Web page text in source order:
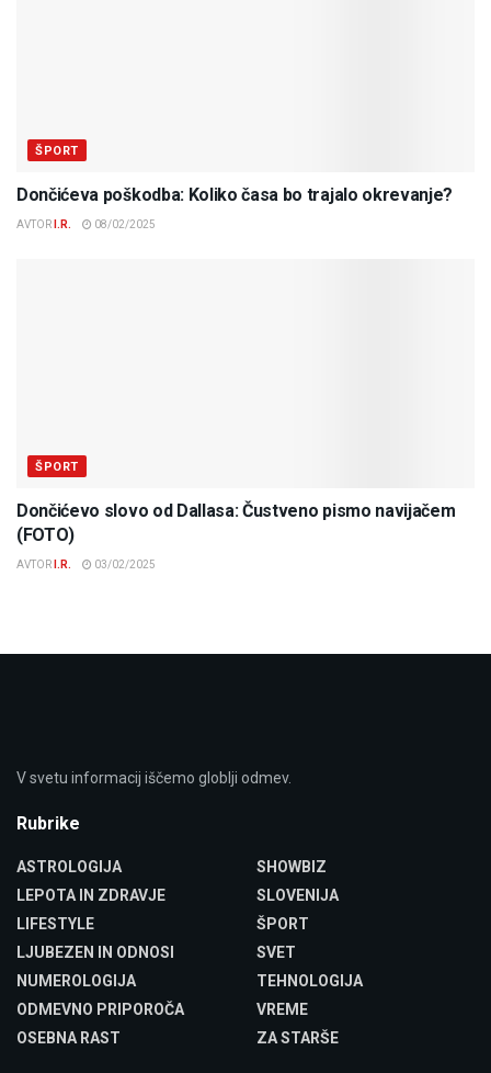
ŠPORT
Dončićeva poškodba: Koliko časa bo trajalo okrevanje?
AVTOR I.R. 08/02/2025
ŠPORT
Dončićevo slovo od Dallasa: Čustveno pismo navijačem
(FOTO)
AVTOR I.R. 03/02/2025
V svetu informacij iščemo globlji odmev.
Rubrike
ASTROLOGIJA
LEPOTA IN ZDRAVJE
LIFESTYLE
LJUBEZEN IN ODNOSI
NUMEROLOGIJA
ODMEVNO PRIPOROČA
OSEBNA RAST
SHOWBIZ
SLOVENIJA
ŠPORT
SVET
TEHNOLOGIJA
VREME
ZA STARŠE